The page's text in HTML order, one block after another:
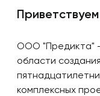
ООО "Предикта" -
области
комплексных